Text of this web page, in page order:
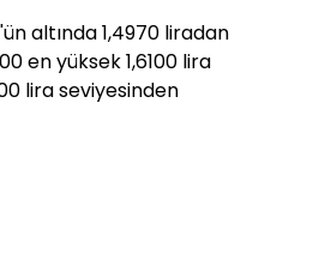
altında 1,4970 liradan
en yüksek 1,6100 lira
lira seviyesinden